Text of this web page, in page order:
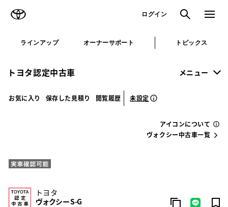
ログイン 検索 メニュ
ラインアップ オーナーサポート トピックス
トヨタ認定中古車 メニュー
お気に入り 保存した見積り 閲覧履歴 未設定
アイコンについて
ヴォクシー中古車一覧
トヨタ
ヴォクシー S-G